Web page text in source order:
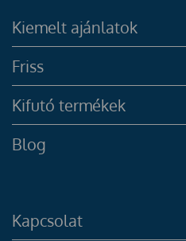
Kiemelt ajánlatok
Friss
Kifutó termékek
Blog
Kapcsolat